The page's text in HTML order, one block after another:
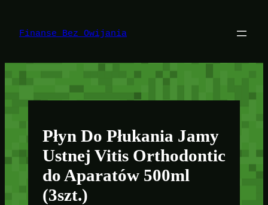
treści
Finanse Bez Owijania
Płyn Do Płukania Jamy
Ustnej Vitis Orthodontic
do Aparatów 500ml
(3szt.)